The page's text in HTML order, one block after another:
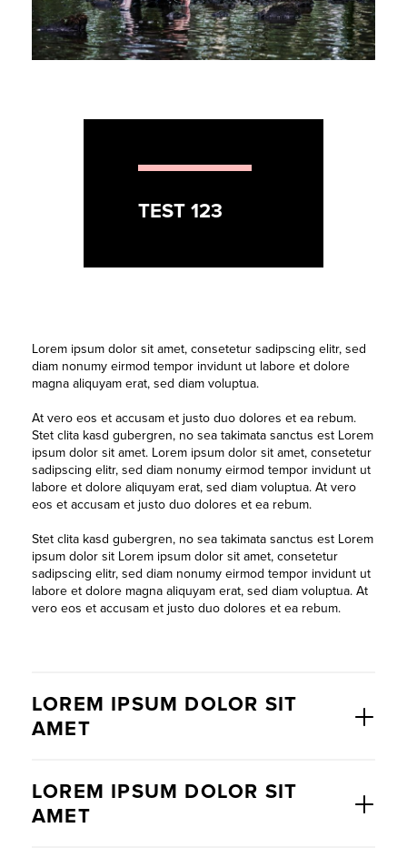
TEST 123
Lorem ipsum dolor sit amet, consetetur sadipscing elitr, sed
diam nonumy eirmod tempor invidunt ut labore et dolore
magna aliquyam erat, sed diam voluptua.
At vero eos et accusam et justo duo dolores et ea rebum.
Stet clita kasd gubergren, no sea takimata sanctus est Lorem
ipsum dolor sit amet. Lorem ipsum dolor sit amet, consetetur
sadipscing elitr, sed diam nonumy eirmod tempor invidunt ut
labore et dolore aliquyam erat, sed diam voluptua. At vero
eos et accusam et justo duo dolores et ea rebum.
Stet clita kasd gubergren, no sea takimata sanctus est Lorem
ipsum dolor sit Lorem ipsum dolor sit amet, consetetur
sadipscing elitr, sed diam nonumy eirmod tempor invidunt ut
labore et dolore magna aliquyam erat, sed diam voluptua. At
vero eos et accusam et justo duo dolores et ea rebum.
LOREM IPSUM DOLOR SIT
AMET
LOREM IPSUM DOLOR SIT
AMET